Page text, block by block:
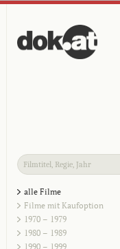
alle Filme
Filme mit Kaufoption
1970 – 1979
1980 – 1989
1990 – 1999